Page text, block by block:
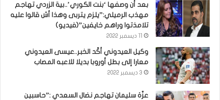
بعد أن وصفها ‘بنت الكوري’..بية الزردي تهاجم
مهذب الرميلي:”يلزم يتربى وهذا أش قالوا عليه
تلامذتوا وراهم خايفين”(فيديو)
وكيل العيدوني أكّد الخبر..عيسى العيدوني
معارا إلى بطل أوروبا بديلا للاعبه المصاب
3 ديسمبر 2022
عزّة سليمان تهاجم نضال السعدي :”حاسبين